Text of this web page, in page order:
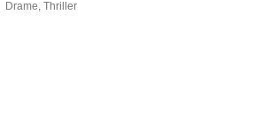
Drame,Thriller